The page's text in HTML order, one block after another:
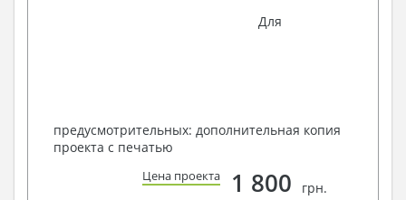
Для
предусмотрительных: дополнительная копия
проекта с печатью
Цена проекта 1 800 грн.